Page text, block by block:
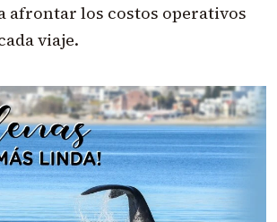
afrontar los costos operativos
viaje.